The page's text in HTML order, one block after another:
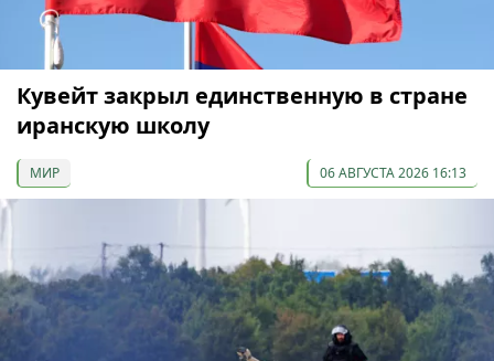
Кувейт закрыл единственную в стране
иранскую школу
МИР 06 АВГУСТА 2026 16:13